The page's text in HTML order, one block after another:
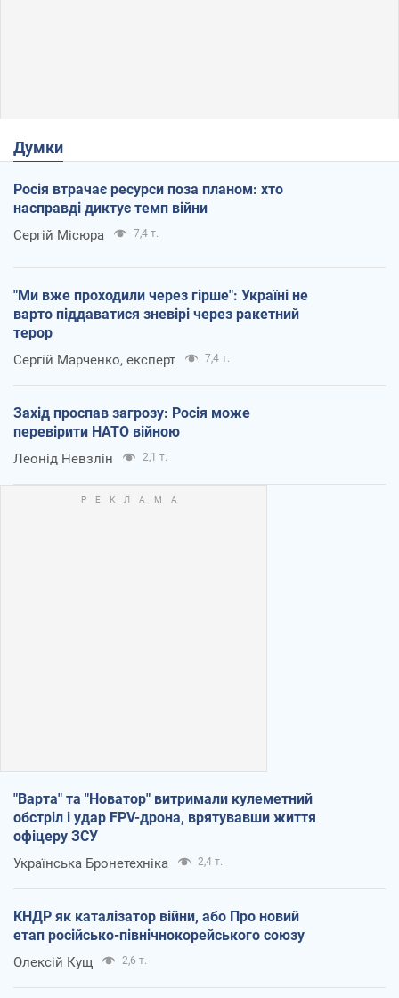
Думки
Росія втрачає ресурси поза планом: хто
насправді диктує темп війни
Сергій Місюра 7,4 т.
"Ми вже проходили через гірше": Україні не
варто піддаватися зневірі через ракетний
терор
Сергій Марченко, експерт 7,4 т.
Захід проспав загрозу: Росія може
перевірити НАТО війною
Леонід Невзлін 2,1 т.
"Варта" та "Новатор" витримали кулеметний
обстріл і удар FPV-дрона, врятувавши життя
офіцеру ЗСУ
Українська Бронетехніка 2,4 т.
КНДР як каталізатор війни, або Про новий
етап російсько-північнокорейського союзу
Олексій Кущ 2,6 т.